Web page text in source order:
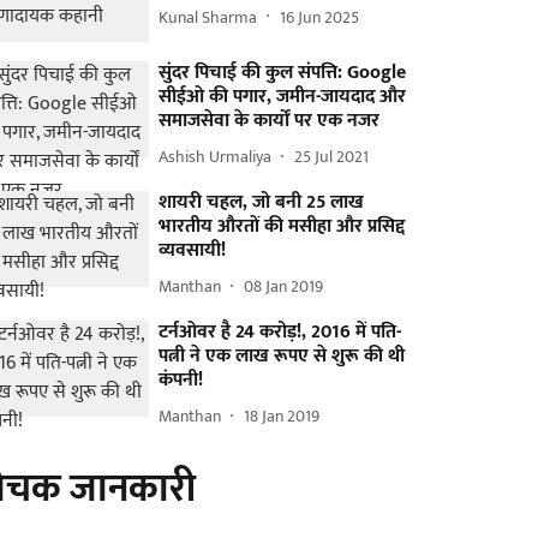
Kunal Sharma 16 Jun 2025
सुंदर पिचाई की कुल संपत्ति: Google
सीईओ की पगार, जमीन-जायदाद और
समाजसेवा के कार्यों पर एक नजर
Ashish Urmaliya 25 Jul 2021
शायरी चहल, जो बनी 25 लाख
भारतीय औरतों की मसीहा और प्रसिद्द
व्यवसायी!
Manthan 08 Jan 2019
टर्नओवर है 24 करोड़!, 2016 में पति-
पत्नी ने एक लाख रूपए से शुरू की थी
कंपनी!
Manthan 18 Jan 2019
जानकारी